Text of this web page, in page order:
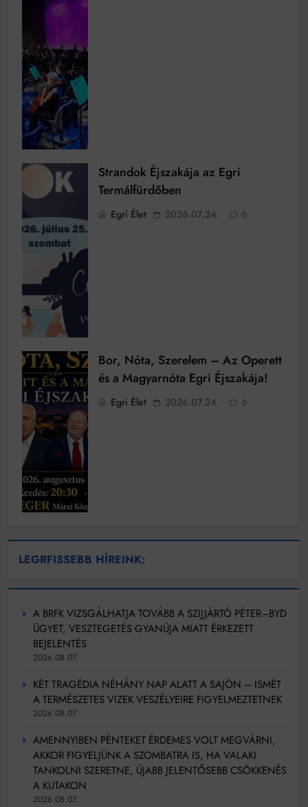
Strandok Éjszakája az Egri
Termálfürdőben
Egri Élet 2026.07.24. 0
Bor, Nóta, Szerelem – Az Operett
és a Magyarnóta Egri Éjszakája!
Egri Élet 2026.07.24. 0
LEGRFISSEBB HÍREINK:
A BRFK VIZSGÁLHATJA TOVÁBB A SZIJJÁRTÓ PÉTER–BYD
ÜGYET, VESZTEGETÉS GYANÚJA MIATT ÉRKEZETT
BEJELENTÉS
2026.08.07.
KÉT TRAGÉDIA NÉHÁNY NAP ALATT A SAJÓN – ISMÉT
A TERMÉSZETES VIZEK VESZÉLYEIRE FIGYELMEZTETNEK
2026.08.07.
AMENNYIBEN PÉNTEKET ÉRDEMES VOLT MEGVÁRNI,
AKKOR FIGYELJÜNK A SZOMBATRA IS, HA VALAKI
TANKOLNI SZERETNE, ÚJABB JELENTŐSEBB CSÖKKENÉS
A KUTAKON
2026.08.07.